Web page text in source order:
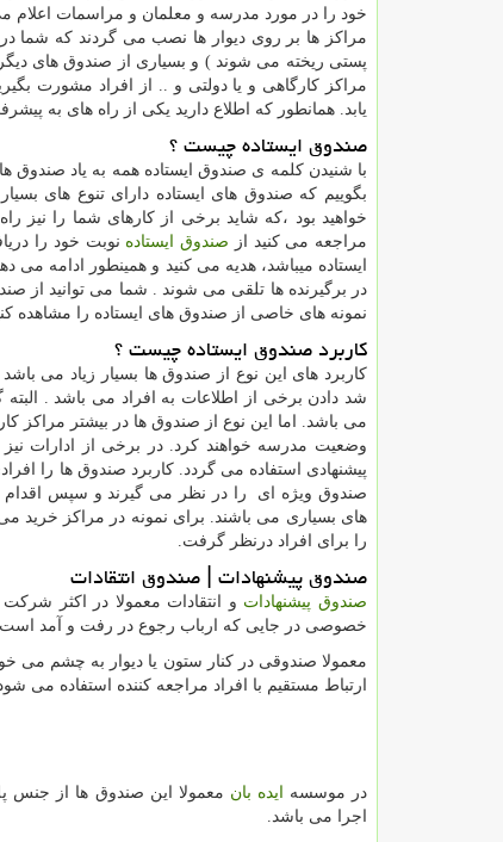
خود را در مورد مدرسه و معلمان و مراسمات اعلام
مراکز ها بر روی دیوار ها نصب می گردند که شما
پستی ریخته می شوند ) و بسیاری از صندوق های
مراکز کارگاهی و یا دولتی و .. از افراد مشورت
یابد. همانطور که اطلاع دارید یکی از راه های به
صندوق ایستاده چیست ؟
با شنیدن کلمه ی صندوق ایستاده همه به یاد صندوق
بگوییم که صندوق های ایستاده دارای تنوع های
خواهید بود ،که شاید برخی از کارهای شما را نیز
مراجعه می کنید از صندوق ایستاده نوبت خود را
ایستاده میباشد، هدیه می کنید و همینطور ادامه می
در برگیرنده ها تلقی می شوند . شما می توانید از
نمونه های خاصی از صندوق های ایستاده را مشاهده
کاربرد صندوق ایستاده چیست ؟
کاربرد های این نوع از صندوق ها بسیار زیاد می
شد دادن برخی از اطلاعات به افراد می باشد .
می باشد. اما این نوع از صندوق ها در بیشتر مراکز
وضعیت مدرسه خواهند کرد. در برخی از ادارات نیز
پیشنهادی استفاده می گردد. کاربرد صندوق ها را
صندوق ویژه ای را در نظر می گیرند و سپس اقدام
های بسیاری می باشند. برای نمونه در مراکز خرید
را برای افراد درنظر گرفت.
صندوق پیشنهادات | صندوق انتقادات
صندوق پیشنهادات و انتقادات معمولا در اکثر
خصوصی در جایی که ارباب رجوع در رفت و آمد
معمولا صندوقی در کنار ستون یا دیوار به چشم می
ارتباط مستقیم با افراد مراجعه کننده استفاده می
در موسسه ایده بان معمولا این صندوق ها از
اجرا می باشد.